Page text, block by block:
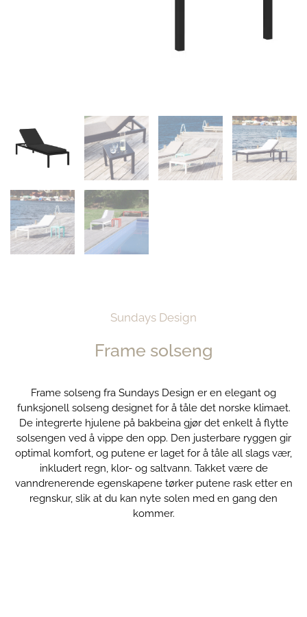
Sundays Design
Frame solseng
Frame solseng fra Sundays Design er en elegant og
funksjonell solseng designet for å tåle det norske klimaet.
De integrerte hjulene på bakbeina gjør det enkelt å flytte
solsengen ved å vippe den opp. Den justerbare ryggen gir
optimal komfort, og putene er laget for å tåle all slags vær,
inkludert regn, klor- og saltvann. Takket være de
vanndrenerende egenskapene tørker putene rask etter en
regnskur, slik at du kan nyte solen med en gang den
kommer.